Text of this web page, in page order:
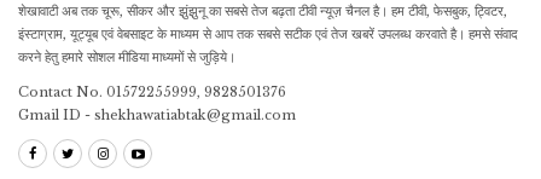
शेखावाटी अब तक चूरू, सीकर और झुंझुनू का सबसे तेज बढ़ता टीवी न्यूज़ चैनल है। हम टीवी, फेसबुक, ट्विटर,
इंस्टाग्राम, यूट्यूब एवं वेबसाइट के माध्यम से आप तक सबसे सटीक एवं तेज खबरें उपलब्ध करवाते है। हमसे संवाद
करने हेतु हमारे सोशल मीडिया माध्यमों से जुड़िये।
Contact No. 01572255999, 9828501376
Gmail ID - shekhawatiabtak@gmail.com